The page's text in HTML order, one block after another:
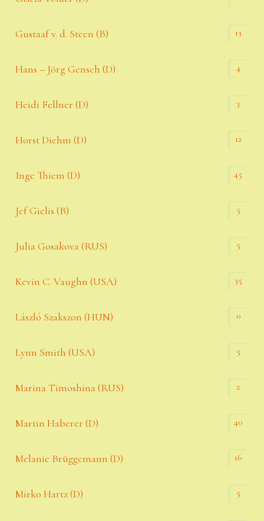
Gustaaf v. d. Steen (B) 13
Hans – Jörg Gensch (D) 4
Heidi Fellner (D) 3
Horst Diehm (D) 12
Inge Thiem (D) 45
Jef Gielis (B) 5
Julia Gosakova (RUS) 5
Kevin C. Vaughn (USA) 35
László Szakszon (HUN) 0
Lynn Smith (USA) 5
Marina Timoshina (RUS) 2
Martin Haberer (D) 40
Melanie Brüggemann (D) 16
Mirko Hartz (D) 5